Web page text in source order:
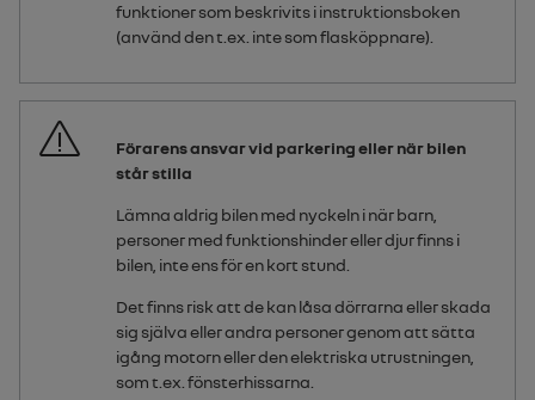
funktioner som beskrivits i instruktionsboken
(använd den t.ex. inte som flasköppnare).
Förarens ansvar vid parkering eller när bilen
står stilla
Lämna aldrig bilen med nyckeln i när barn,
personer med funktionshinder eller djur finns i
bilen, inte ens för en kort stund.
Det finns risk att de kan låsa dörrarna eller skada
sig själva eller andra personer genom att sätta
igång motorn eller den elektriska utrustningen,
som t.ex. fönsterhissarna.